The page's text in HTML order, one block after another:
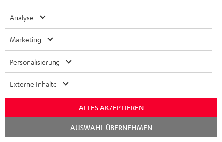
Lieferumfang
CINEBAR LUX Ambition
1 × CINEBAR LUX Soundbar Single – Schwarz
1 × CINEBAR LUX Fernbedienung RC – Schwarz
1 × Stromkabel – Schwarz
1 × T 8 Subwoofer – Schwarz
Analyse
Marketing
Personalisierung
Externe Inhalte
ALLES AKZEPTIEREN
AUSWAHL ÜBERNEHMEN